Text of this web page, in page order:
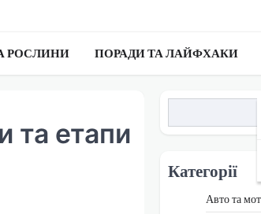
РОСЛИНИ ПОРАДИ ТА ЛАЙФХАКИ
та етапи
Категорії
Авто та